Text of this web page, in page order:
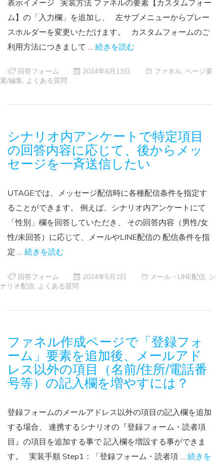
表示イメージ 実装方法 ファネルの要素【カスタムフォー
ム】の「入力欄」を追加し、 左サブメニューからプレー
スホルダーを変更いただけます。 カスタムフォームのご
利用方法につきまして … 続きを読む
回答フォーム 2024年6月13日 ファネル ページ要
素/編集 よくある質問
シナリオ内アンケートで特定項目
の回答内容に応じて、後からメッ
セージを一斉送信したい
UTAGEでは、メッセージ配信時に各種配信条件を指定す
ることができます。 例えば、シナリオ内アンケートにて
「性別」欄を回答していただき、 その回答内容（男性/女
性/未回答）に応じて、メールやLINE配信の 配信条件を指
定 … 続きを読む
回答フォーム 2024年5月2日 メール・LINE配信 シ
ナリオ配信 よくある質問
ファネル作成ページで「登録フォ
ーム」要素を追加後、メールアド
レス以外の項目（名前/住所/電話番
号等）の記入欄を増やすには？
登録フォームのメールアドレス以外の項目の記入欄を追加
する場合、 連携するシナリオの『登録フォーム・読者項
目』の項目を追加する事で 記入欄を増設する事ができま
す。 実装手順 Step1：「登録フォーム・読者項 … 続きを